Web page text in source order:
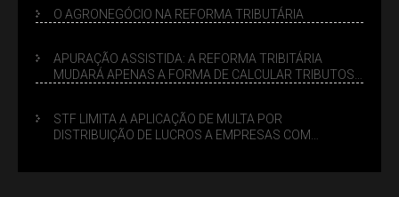
O AGRONEGÓCIO NA REFORMA TRIBUTÁRIA
APURAÇÃO ASSISTIDA: A REFORMA TRIBITÁRIA
MUDARÁ APENAS A FORMA DE CALCULAR TRIBUTOS
STF LIMITA A APLICAÇÃO DE MULTA POR
DISTRIBUIÇÃO DE LUCROS A EMPRESAS COM